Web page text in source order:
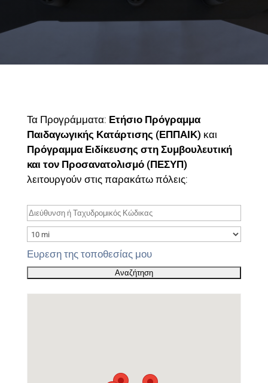
Τα Προγράμματα: Ετήσιο Πρόγραμμα
Παιδαγωγικής Κατάρτισης (ΕΠΠΑΙΚ) και
Πρόγραμμα Ειδίκευσης στη Συμβουλευτική
και τον Προσανατολισμό (ΠΕΣΥΠ)
λειτουργούν στις παρακάτω πόλεις:
Ευρεση της τοποθεσίας μου